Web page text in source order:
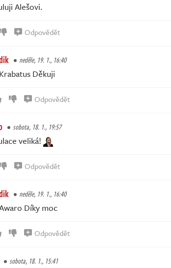
Alešovi.
Odpovědět
neděle, 19. 1., 16:40
Děkuji
Odpovědět
sobota, 18. 1., 19:57
veliká!
Odpovědět
neděle, 19. 1., 16:40
Díky moc
Odpovědět
sobota, 18. 1., 15:41